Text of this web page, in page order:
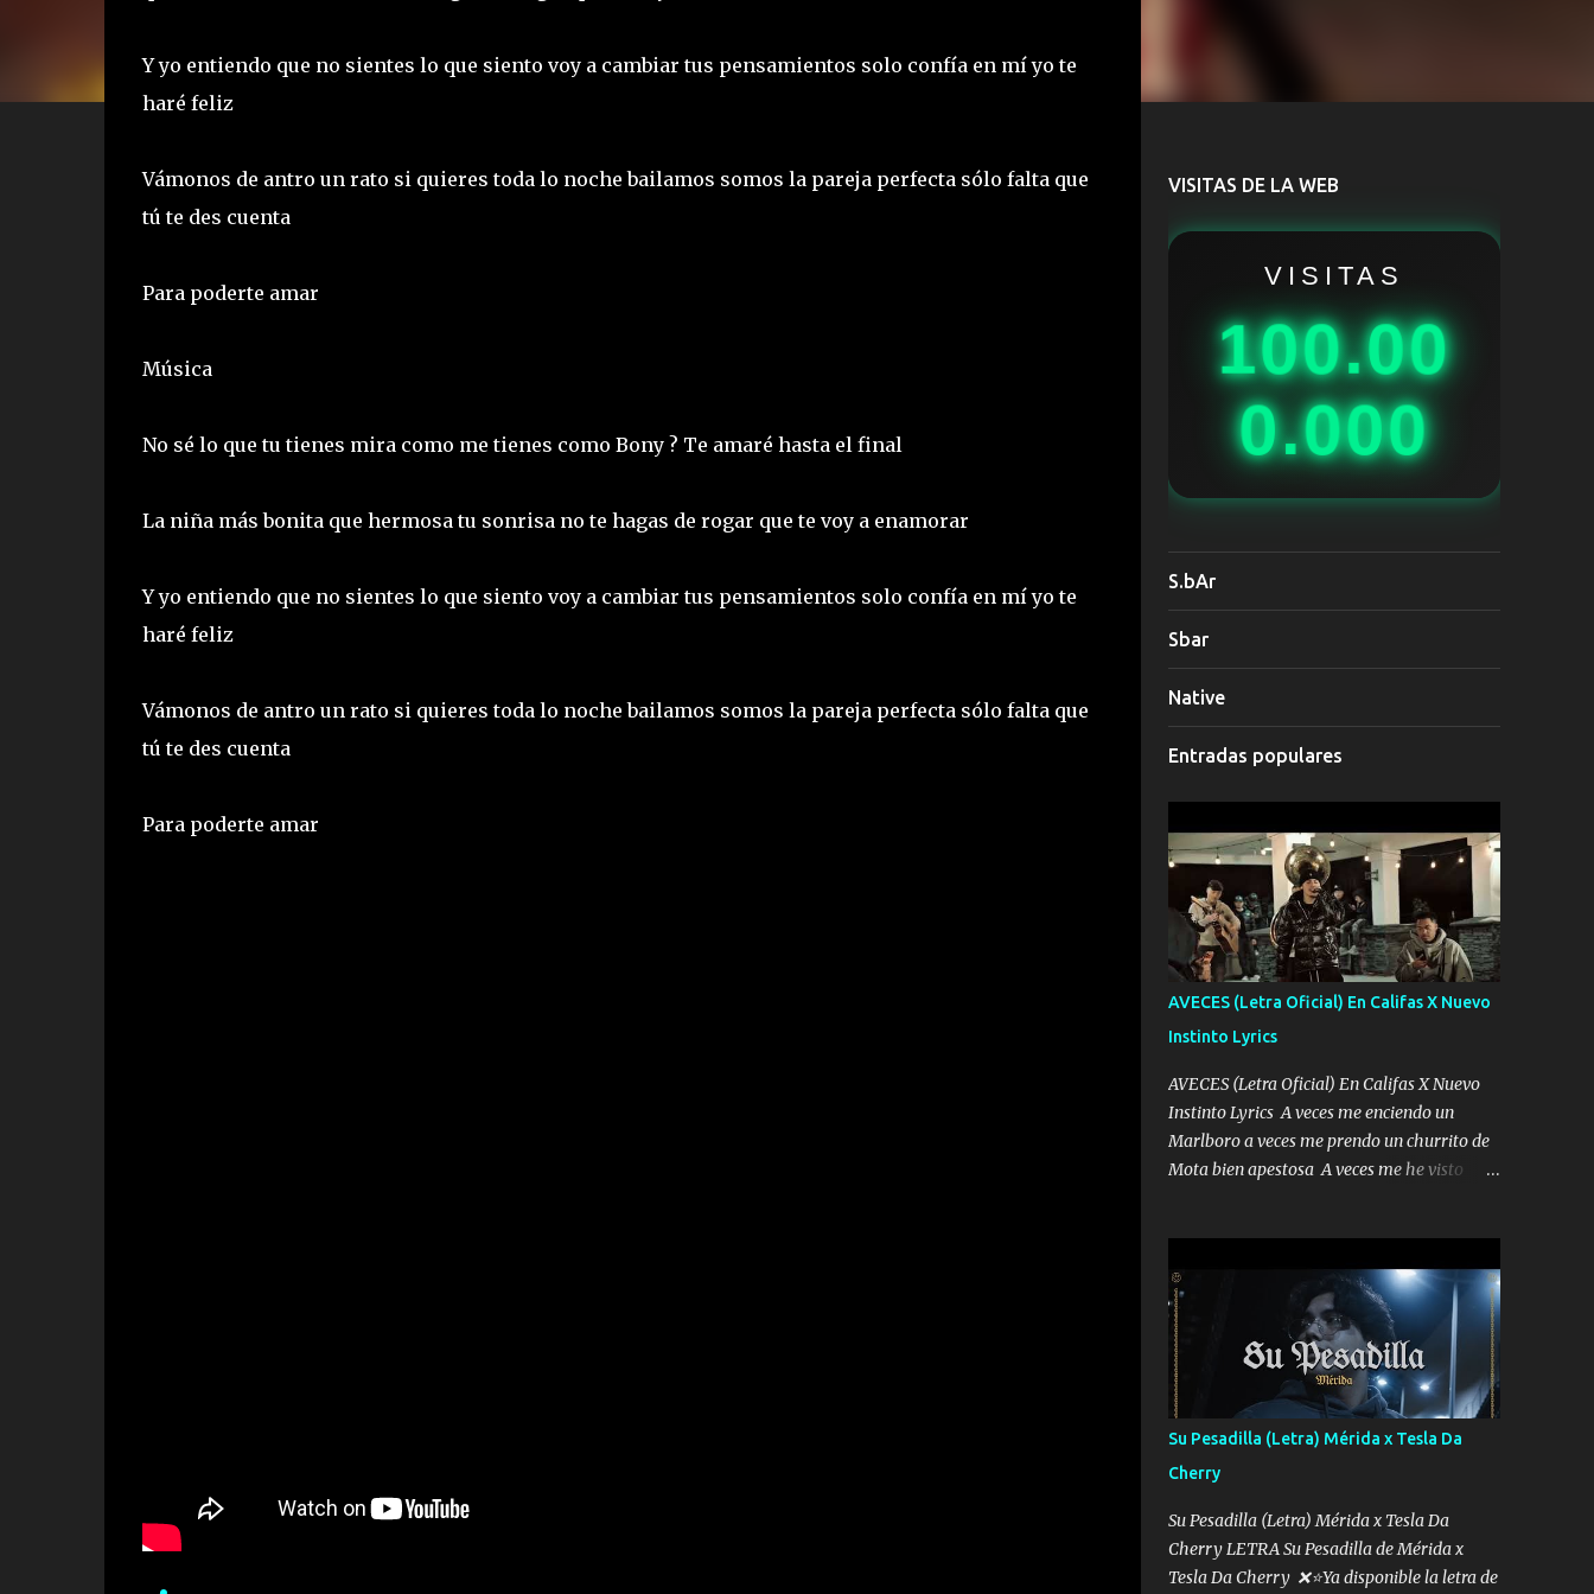
Y yo entiendo que no sientes lo que siento voy a cambiar tus pensamientos solo confía en mí yo te
haré feliz
Vámonos de antro un rato si quieres toda lo noche bailamos somos la pareja perfecta sólo falta que
tú te des cuenta
Para poderte amar
Música
No sé lo que tu tienes mira como me tienes como Bony ? Te amaré hasta el final
La niña más bonita que hermosa tu sonrisa no te hagas de rogar que te voy a enamorar
Y yo entiendo que no sientes lo que siento voy a cambiar tus pensamientos solo confía en mí yo te
haré feliz
Vámonos de antro un rato si quieres toda lo noche bailamos somos la pareja perfecta sólo falta que
tú te des cuenta
Para poderte amar
VISITAS DE LA WEB
VISITAS
100.00
0.000
S.bAr
Sbar
Native
Entradas populares
AVECES (Letra Oficial) En Califas X Nuevo
Instinto Lyrics
AVECES (Letra Oficial) En Califas X Nuevo
Instinto Lyrics A veces me enciendo un
Marlboro a veces me prendo un churrito de
Mota bien apestosa A veces me he visto
me mandó yo tengo el control a todos yo les
paro el dedo soy hocicon un malcriado un
malandrón Que Les importa no saben nada
falsas las risas las que me miran hay gente
corriente no quieren verte subir de level
trucha mis plebes Música A veces me pongo
un sombrero a veces me ven la cachucha de
lado con la mirada siempre en alto A veces
me fajó una super o a veces me fajó una
Glock siempre armado todas las
generaciones yo traigo El chiste es que hago
Su Pesadilla (Letra) Mérida x Tesla Da
Cherry
Su Pesadilla (Letra) Mérida x Tesla Da
Cherry LETRA Su Pesadilla de Mérida x
Tesla Da Cherry ❌⭐Ya disponible la letra de